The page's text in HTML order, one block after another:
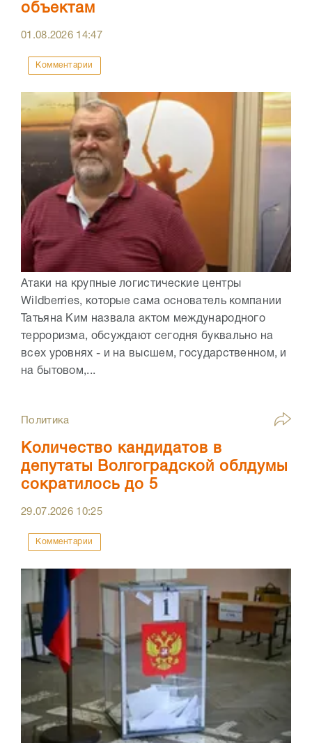
объектам
01.08.2026 14:47
Комментарии
Атаки на крупные логистические центры
Wildberries, которые сама основатель компании
Татьяна Ким назвала актом международного
терроризма, обсуждают сегодня буквально на
всех уровнях - и на высшем, государственном, и
на бытовом,...
Политика
Количество кандидатов в
депутаты Волгоградской облдумы
сократилось до 5
29.07.2026 10:25
Комментарии